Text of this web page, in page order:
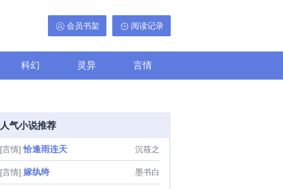
阅读记录
会员书架
科幻 灵异 言情
人气小说推荐
[言情] 恰逢雨连天 沉筱之
[言情] 嫁纨绔 墨书白